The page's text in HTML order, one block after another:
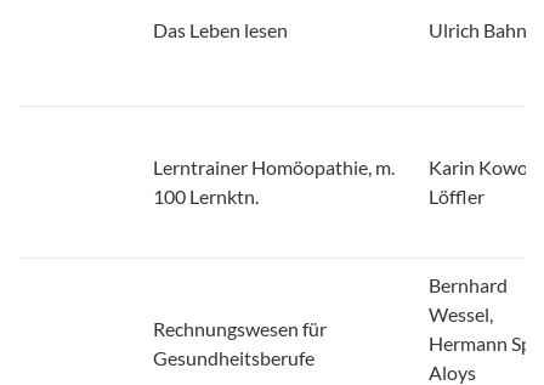
Das Leben lesen Ulrich
Lerntrainer Homöopathie, m.
100 Lernktn.
Karin
Löffler
Rechnungswesen für
Gesundheitsberufe
Bernhard
Wessel,
Hermann
Aloys